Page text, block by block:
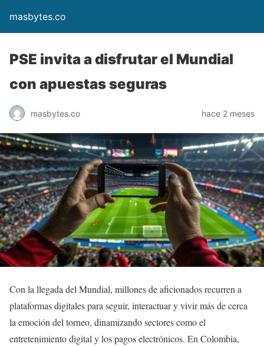
masbytes.co
PSE invita a disfrutar el Mundial
con apuestas seguras
masbytes.co hace 2 meses
Con la llegada del Mundial, millones de aficionados recurren a
plataformas digitales para seguir, interactuar y vivir más de cerca
la emoción del torneo, dinamizando sectores como el
entretenimiento digital y los pagos electrónicos. En Colombia,